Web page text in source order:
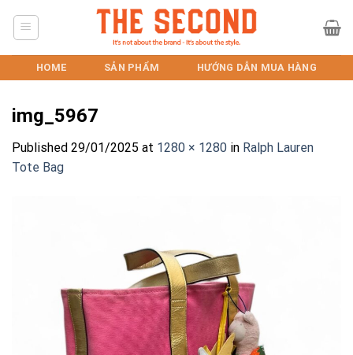
HOME SẢN PHẨM HƯỚNG DẪN MUA HÀNG
img_5967
Published 29/01/2025 at 1280 × 1280 in Ralph Lauren
Tote Bag